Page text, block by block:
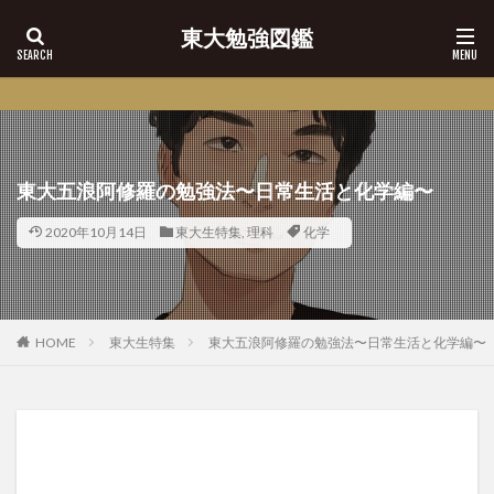
東大勉強図鑑
東大五浪阿修羅の勉強法〜日常生活と化学編〜
2020年10月14日 東大生特集, 理科 化学
HOME 東大生特集 東大五浪阿修羅の勉強法〜日常生活と化学編〜